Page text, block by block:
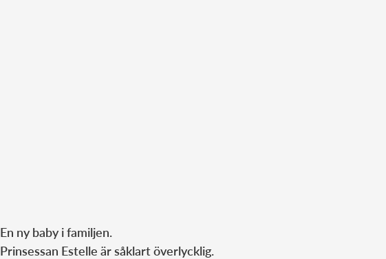
En ny baby i familjen.
Prinsessan Estelle är såklart överlycklig.